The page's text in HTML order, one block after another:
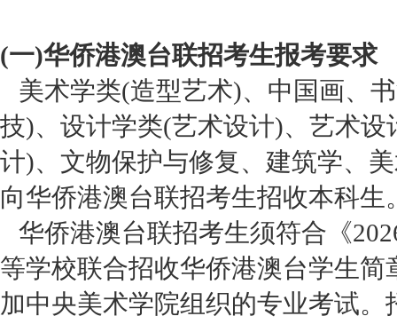
(一)华侨港澳台联招考生报考要求
美术学类(造型艺术)、中国画、
技)、设计学类(艺术设计)、艺术
计)、文物保护与修复、建筑学、
向华侨港澳台联招考生招收本科生
华侨港澳台联招考生须符合《
等学校联合招收华侨港澳台学生
加中央美术学院组织的专业考试